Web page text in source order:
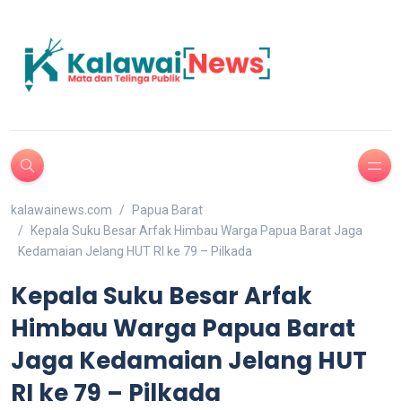
kalawainews.com
Papua Barat
Kepala Suku Besar Arfak Himbau Warga Papua Barat Jaga
Kedamaian Jelang HUT RI ke 79 – Pilkada
Kepala Suku Besar Arfak
Himbau Warga Papua Barat
Jaga Kedamaian Jelang HUT
RI ke 79 – Pilkada